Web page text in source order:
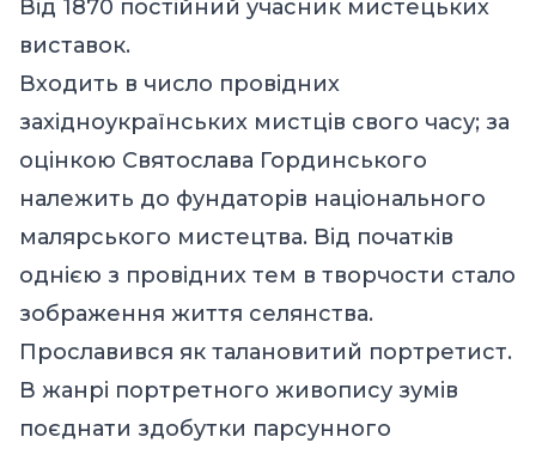
Від 1870 постійний учасник мистецьких
виставок.
Входить в число провідних
західноукраїнських мистців свого часу; за
оцінкою Святослава Гординського
належить до фундаторів національного
малярського мистецтва. Від початків
однією з провідних тем в творчости стало
зображення життя селянства.
Прославився як талановитий портретист.
В жанрі портретного живопису зумів
поєднати здобутки парсунного